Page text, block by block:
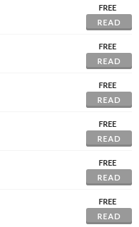
FREE
READ
FREE
READ
FREE
READ
FREE
READ
FREE
READ
FREE
READ